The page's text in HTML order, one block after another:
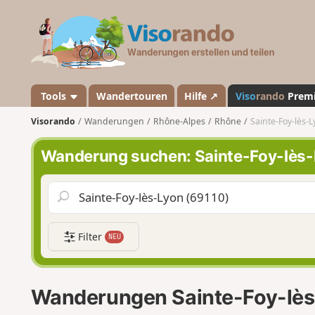
a
n
d
o
Tools Wandertouren Hilfe ↗ Visorando
Visorando Wanderungen Rhône-Alpes Rhône Sainte-Foy-lès-
Wanderung suchen: Sainte-Foy-
Filter NEU
Wanderungen Sainte-Foy-